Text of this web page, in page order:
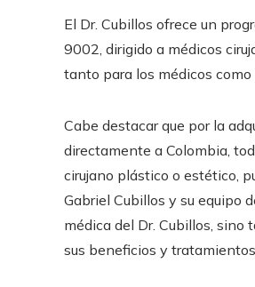
El Dr. Cubillos ofrece un
9002, dirigido a médicos
tanto para los médicos
Cabe destacar que por la
directamente a Colombia,
cirujano plástico o estético,
Gabriel Cubillos y su equipo
médica del Dr. Cubillos,
sus beneficios y